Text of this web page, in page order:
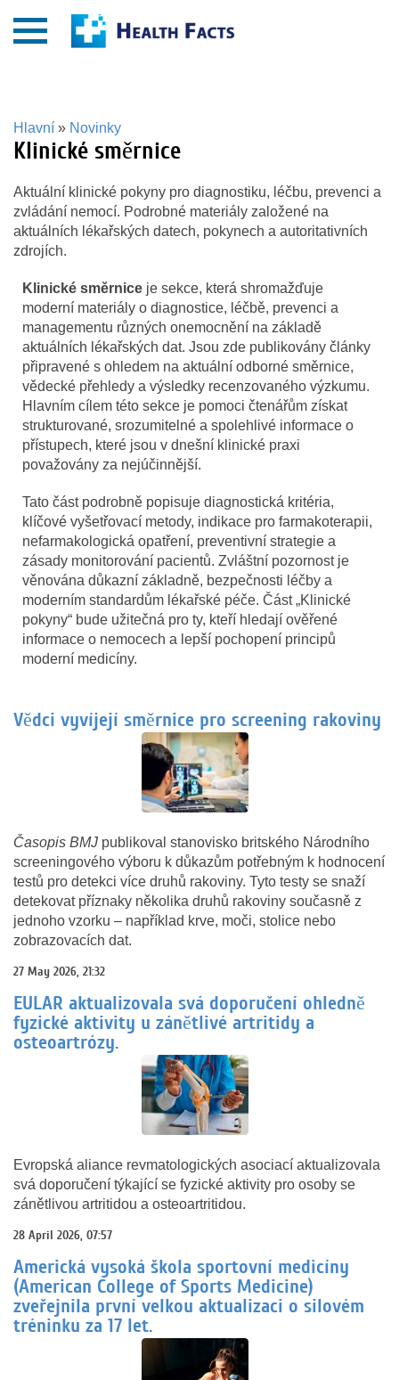
Hlavní » Novinky
Klinické směrnice
Aktuální klinické pokyny pro diagnostiku, léčbu, prevenci a
zvládání nemocí. Podrobné materiály založené na
aktuálních lékařských datech, pokynech a autoritativních
zdrojích.
Klinické směrnice je sekce, která shromažďuje
moderní materiály o diagnostice, léčbě, prevenci a
managementu různých onemocnění na základě
aktuálních lékařských dat. Jsou zde publikovány články
připravené s ohledem na aktuální odborné směrnice,
vědecké přehledy a výsledky recenzovaného výzkumu.
Hlavním cílem této sekce je pomoci čtenářům získat
strukturované, srozumitelné a spolehlivé informace o
přístupech, které jsou v dnešní klinické praxi
považovány za nejúčinnější.
Tato část podrobně popisuje diagnostická kritéria,
klíčové vyšetřovací metody, indikace pro farmakoterapii,
nefarmakologická opatření, preventivní strategie a
zásady monitorování pacientů. Zvláštní pozornost je
věnována důkazní základně, bezpečnosti léčby a
moderním standardům lékařské péče. Část „Klinické
pokyny“ bude užitečná pro ty, kteří hledají ověřené
informace o nemocech a lepší pochopení principů
moderní medicíny.
Vědci vyvíjejí směrnice pro screening rakoviny
Časopis BMJ publikoval stanovisko britského Národního
screeningového výboru k důkazům potřebným k hodnocení
testů pro detekci více druhů rakoviny. Tyto testy se snaží
detekovat příznaky několika druhů rakoviny současně z
jednoho vzorku – například krve, moči, stolice nebo
zobrazovacích dat.
27 May 2026, 21:32
EULAR aktualizovala svá doporučení ohledně
fyzické aktivity u zánětlivé artritidy a
osteoartrózy.
Evropská aliance revmatologických asociací aktualizovala
svá doporučení týkající se fyzické aktivity pro osoby se
zánětlivou artritidou a osteoartritidou.
28 April 2026, 07:57
Americká vysoká škola sportovní medicíny
(American College of Sports Medicine)
zveřejnila první velkou aktualizaci o silovém
tréninku za 17 let.